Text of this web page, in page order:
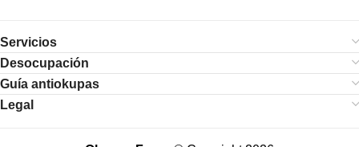
Servicios
Desocupación
Guía antiokupas
Legal